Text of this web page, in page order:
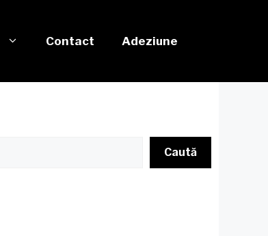
Contact Adeziune
Caută